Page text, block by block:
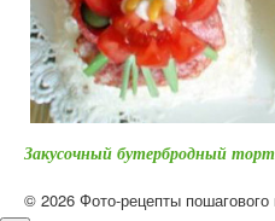
Закусочный бутербродный
© 2026 Фото-рецепты пошагового